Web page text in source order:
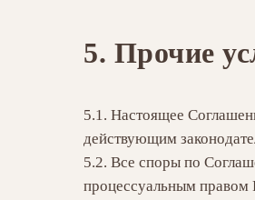
5. Прочие
5.1. Настоящее
действующим
5.2. Все споры по
процессуальным правом